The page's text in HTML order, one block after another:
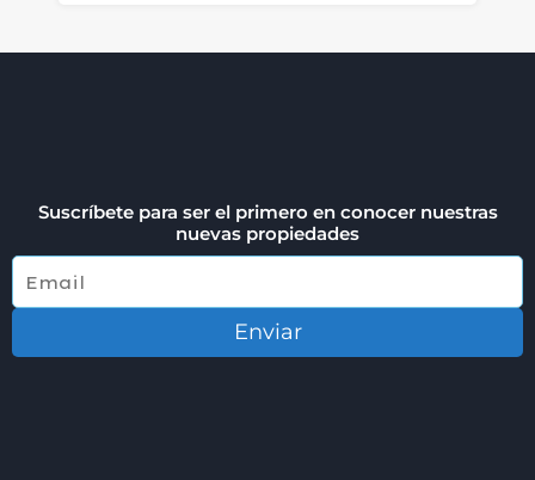
Suscríbete para ser el primero en conocer nuestras
nuevas propiedades
Enviar